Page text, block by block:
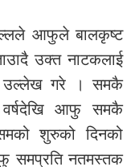
आफुले बालकृष्ट
उक्त नाटकलाई
उल्लेख गरे । समकै
वर्षदेखि आफु समकै
शुरुको दिनको
समप्रति नतमस्तक